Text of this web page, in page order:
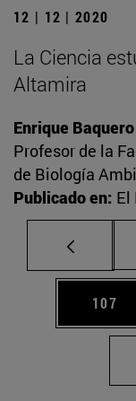
12 | 12 | 2020
La Ciencia
Altamira
Enrique Baquero
Profesor de la
de Biología
Publicado en: El
Página
107